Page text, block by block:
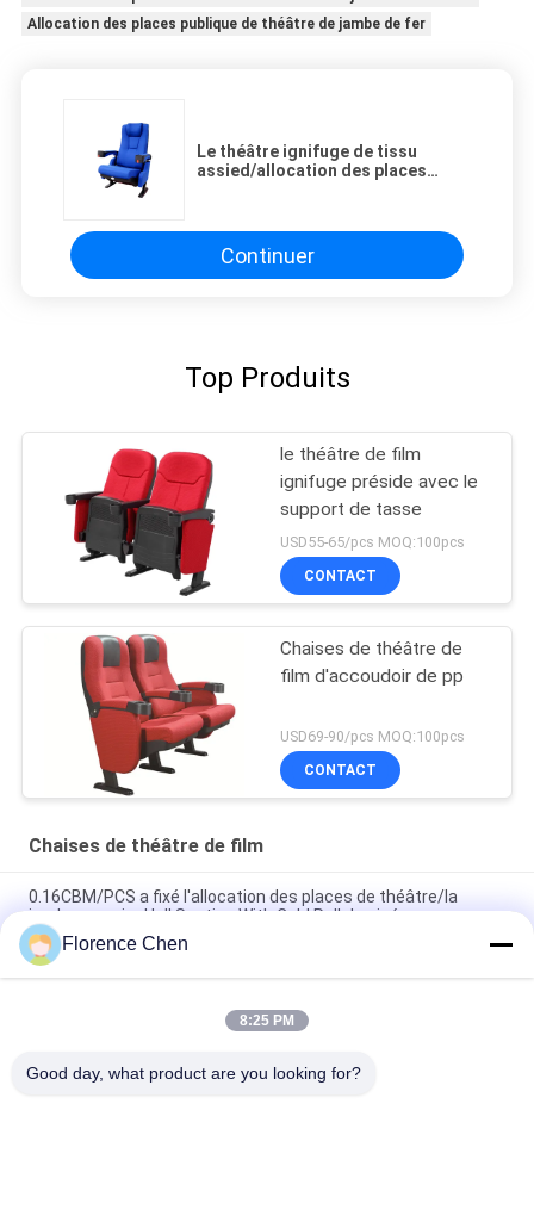
Allocation des places publique de théâtre de jambe de fer
Le théâtre ignifuge de tissu
assied/allocation des places
Continuer
Top Produits
le théâtre de film
ignifuge préside avec le
support de tasse
USD55-65/pcs MOQ:100pcs
CONTACT
Chaises de théâtre de
film d'accoudoir de pp
USD69-90/pcs MOQ:100pcs
CONTACT
Chaises de théâtre de film
0.16CBM/PCS a fixé l'allocation des places de théâtre/la
jambe en acier Hall Seating With Cold Roll de cinéma
Le théâtre de film ergonomique d'approbation d'OIN de
conception préside au plancher
Le théâtre ignifuge de tissu assied/allocation des places
Florence Chen
8:25 PM
Good day, what product are you looking for?